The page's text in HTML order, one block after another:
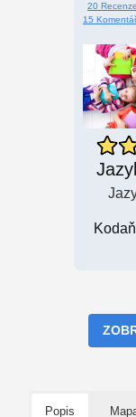
20 Recenze
15
Popis